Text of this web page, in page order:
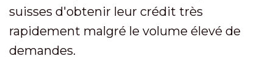
suisses d'obtenir leur crédit très
rapidement malgré le volume élevé de
demandes.